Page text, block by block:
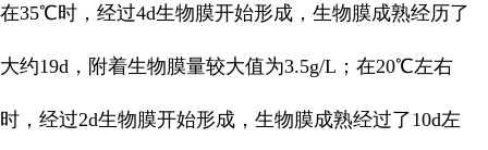
在35℃时，经过4d生物膜开始形成，生物膜成熟经历了
大约19d，附着生物膜量较大值为3.5g/L；在20℃左右
时，经过2d生物膜开始形成，生物膜成熟经过了10d左